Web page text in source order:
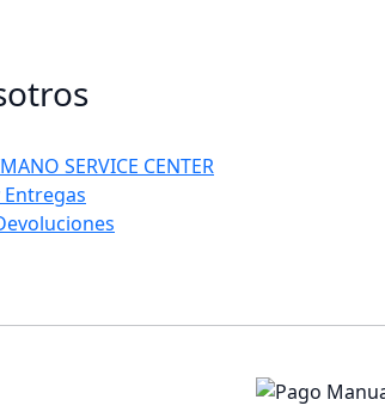
SERVICE CENTER